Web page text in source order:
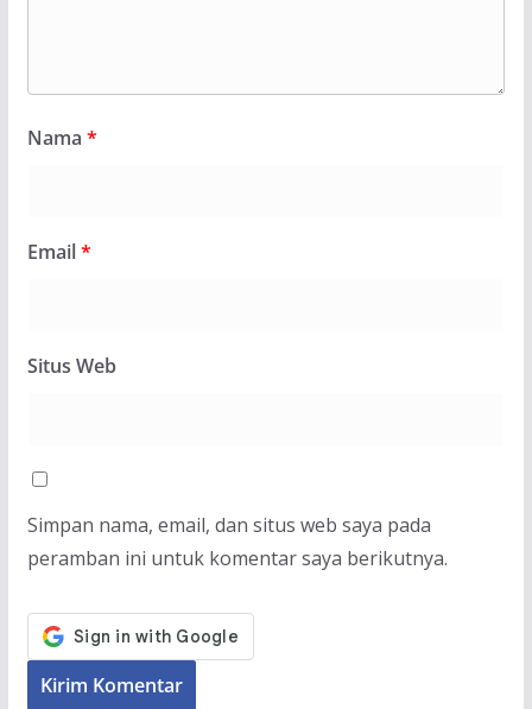
Nama *
Email*
Situs Web
Simpan nama, email, dan situs web saya pada
peramban ini untuk komentar saya berikutnya.